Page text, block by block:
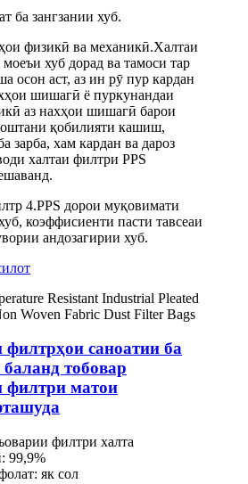
ба зангзании хуб.
физикӣ ва механикӣ.Халтаи
хуб дорад ва тамоси тар
осон аст, аз ин рӯ пур кардан
шишагӣ ё пуркунандаи
аз нахҳои шишагӣ барои
қобилияти кашиш,
зарба, хам кардан ва дароз
халтаи филтри PPS
4.PPS дорои муқовимати
коэффисиенти пасти тавсеаи
андозагирии хуб.
филтрҳои саноатии ба
тобовар
филтри матои
филтри халта
99,9%
як сол